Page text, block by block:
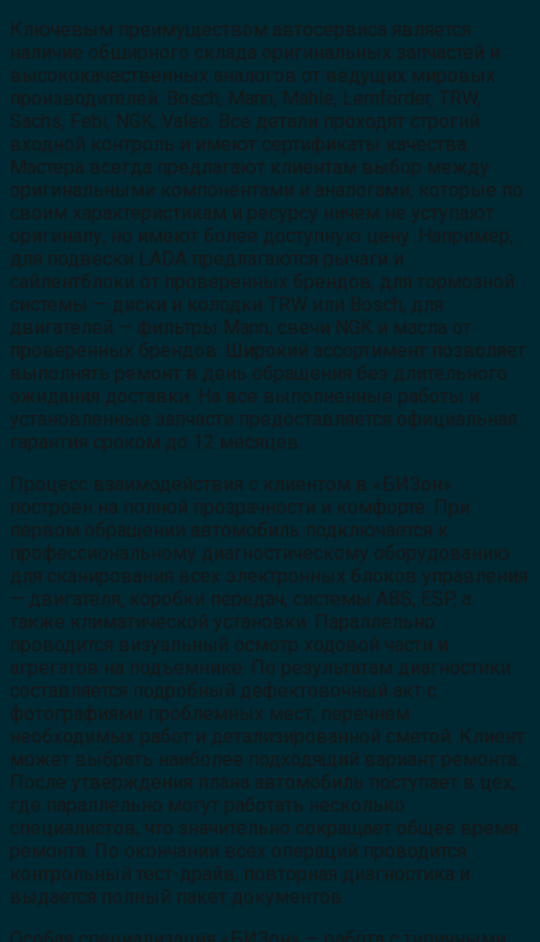
Ключевым преимуществом автосервиса является
наличие обширного склада оригинальных запчастей и
высококачественных аналогов от ведущих мировых
производителей: Bosch, Mann, Mahle, Lemförder, TRW,
Sachs, Febi, NGK, Valeo. Все детали проходят строгий
входной контроль и имеют сертификаты качества.
Мастера всегда предлагают клиентам выбор между
оригинальными компонентами и аналогами, которые по
своим характеристикам и ресурсу ничем не уступают
оригиналу, но имеют более доступную цену. Например,
для подвески LADA предлагаются рычаги и
сайлентблоки от проверенных брендов, для тормозной
системы — диски и колодки TRW или Bosch, для
двигателей — фильтры Mann, свечи NGK и масла от
проверенных брендов. Широкий ассортимент позволяет
выполнять ремонт в день обращения без длительного
ожидания доставки. На все выполненные работы и
установленные запчасти предоставляется официальная
гарантия сроком до 12 месяцев.
Процесс взаимодействия с клиентом в «БИЗон»
построен на полной прозрачности и комфорте. При
первом обращении автомобиль подключается к
профессиональному диагностическому оборудованию
для сканирования всех электронных блоков управления
— двигателя, коробки передач, системы ABS, ESP, а
также климатической установки. Параллельно
проводится визуальный осмотр ходовой части и
агрегатов на подъемнике. По результатам диагностики
составляется подробный дефектовочный акт с
фотографиями проблемных мест, перечнем
необходимых работ и детализированной сметой. Клиент
может выбрать наиболее подходящий вариант ремонта.
После утверждения плана автомобиль поступает в цех,
где параллельно могут работать несколько
специалистов, что значительно сокращает общее время
ремонта. По окончании всех операций проводится
контрольный тест-драйв, повторная диагностика и
выдается полный пакет документов.